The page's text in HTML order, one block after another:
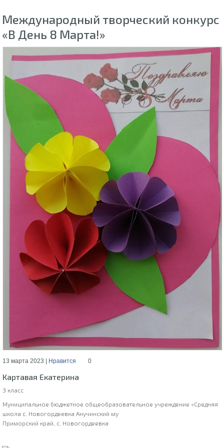
Международный творческий конкурс
«В День 8 Марта!»
13 марта 2023 | Нравится 0
Картавая Екатерина
3 класс
Муниципальное бюджетное общеобразовательное учреждение «Средняя
школа с. Новогордеевка Анучинский му
Приморский край, с. Новогордеевка